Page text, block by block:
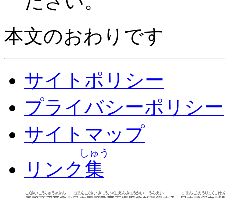
本文のおわりです
サイトポリシー
プライバシーポリシー
サイトマップ
リンク 集
しゅう